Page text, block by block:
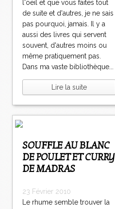
l'oeil et que vous faites tout
de suite et d'autres, je ne sais
pas pourquoi, jamais. Il y a
aussi des livres qui servent
souvent, d'autres moins ou
même pratiquement pas.
Dans ma vaste bibliothèque...
Lire la suite
SOUFFLE AU BLANC
DE POULET ET CURRY
DE MADRAS
23 Février 2010
Le rhume semble trouver la